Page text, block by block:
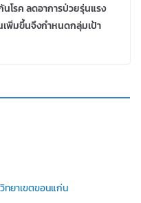
โรค ลดอาการป่วยรุ่นแรง
เพิ่มขึ้นจึงกำหนดกลุ่มเป้า
ทยาเขตขอนแก่น